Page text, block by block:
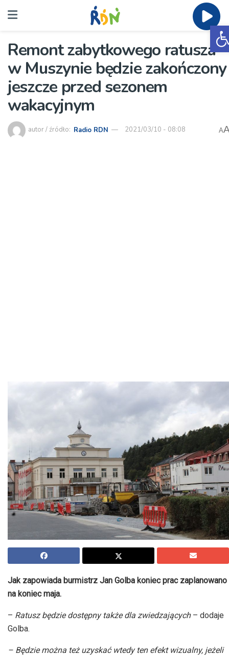
Remont zabytkowego ratusza
w Muszynie będzie zakończony
jeszcze przed sezonem
wakacyjnym
autor / źródło: Radio RDN 2021/03/10 - 08:08 A
Jak zapowiada burmistrz Jan Golba koniec prac zaplanowano
na koniec maja.
– Ratusz będzie dostępny także dla zwiedzających– dodaje
Golba.
– Będzie można też uzyskać wtedy ten efekt wizualny, jeżeli